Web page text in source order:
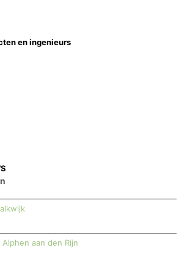
en ingenieurs
aan den Rijn